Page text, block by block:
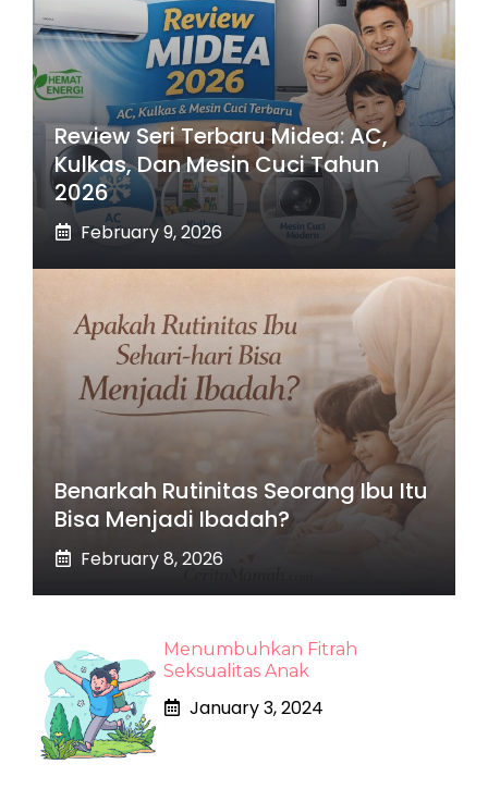
Review Seri Terbaru Midea: AC,
Kulkas, Dan Mesin Cuci Tahun
2026
February 9, 2026
Benarkah Rutinitas Seorang Ibu Itu
Bisa Menjadi Ibadah?
February 8, 2026
Menumbuhkan Fitrah
Seksualitas Anak
January 3, 2024